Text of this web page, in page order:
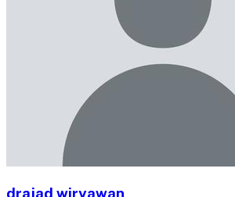
drajad wiryawan